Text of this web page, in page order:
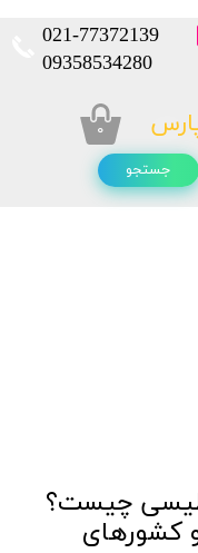
021-77372139​​​​​​​
​​​​​​​09358534280
جستجو
۰
چیست؟
و کشورهای